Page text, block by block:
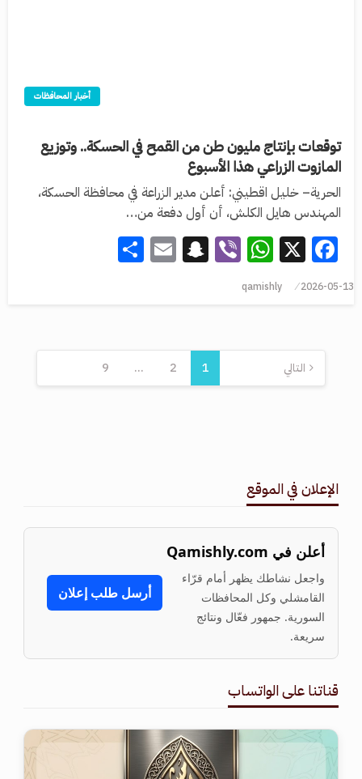
أخبار المحافظات
توقعات بإنتاج مليون طن من القمح في الحسكة.. وتوزيع
المازوت الزراعي هذا الأسبوع
الحرية– خليل اقطيني: أعلن مدير الزراعة في محافظة الحسكة،
المهندس هايل الكلش، أن أول دفعة من…
Facebook
X
WhatsApp
Viber
Snapchat
Email
2026-05-13
qamishly
1
2
…
9 التالي
الإعلان في الموقع
أعلن في Qamishly.com
واجعل نشاطك يظهر أمام قرّاء
القامشلي وكل المحافظات
السورية. جمهور فعّال ونتائج
سريعة.
أرسل طلب إعلان
قناتنا على الواتساب